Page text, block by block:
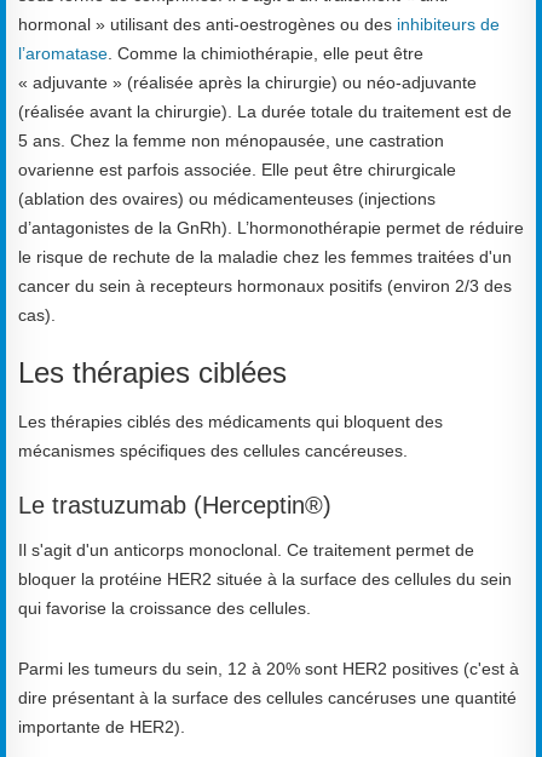
hormonal » utilisant des anti-oestrogènes ou des inhibiteurs de
l’aromatase . Comme la chimiothérapie, elle peut être
« adjuvante » (réalisée après la chirurgie) ou néo-adjuvante
(réalisée avant la chirurgie). La durée totale du traitement est de
5 ans. Chez la femme non ménopausée, une castration
ovarienne est parfois associée. Elle peut être chirurgicale
(ablation des ovaires) ou médicamenteuses (injections
d’antagonistes de la GnRh). L’hormonothérapie permet de réduire
le risque de rechute de la maladie chez les femmes traitées d'un
cancer du sein à recepteurs hormonaux positifs (environ 2/3 des
cas).
Les thérapies ciblées
Les thérapies ciblés des médicaments qui bloquent des
mécanismes spécifiques des cellules cancéreuses.
Le trastuzumab (Herceptin®)
Il s'agit d'un anticorps monoclonal. Ce traitement permet de
bloquer la protéine HER2 située à la surface des cellules du sein
qui favorise la croissance des cellules.
Parmi les tumeurs du sein, 12 à 20% sont HER2 positives (c'est à
dire présentant à la surface des cellules cancéruses une quantité
importante de HER2).